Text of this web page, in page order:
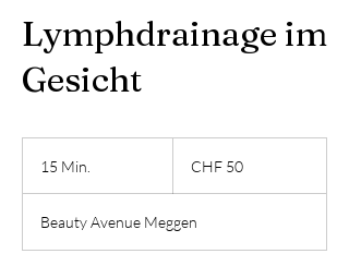
Lymphdrainage im
Gesicht
15 Min.
i
n
Franken
CHF 50
Beauty Avenue Meggen